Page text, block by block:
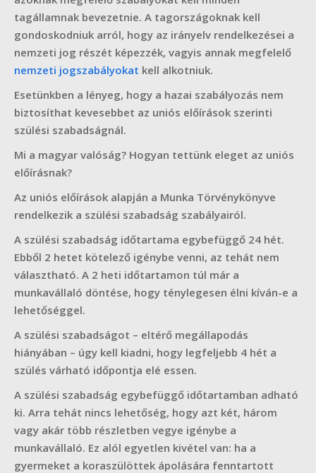
tagállamnak bevezetnie. A tagországoknak kell
gondoskodniuk arról, hogy az irányelv rendelkezései a
nemzeti jog részét képezzék, vagyis annak megfelelő
nemzeti jogszabályokat kell alkotniuk.
Esetünkben a lényeg, hogy a hazai szabályozás nem
biztosíthat kevesebbet az uniós előírások szerinti
szülési szabadságnál.
Mi a magyar valóság? Hogyan tettünk eleget az uniós
előírásnak?
Az uniós előírások alapján a Munka Törvénykönyve
rendelkezik a szülési szabadság szabályairól.
A szülési szabadság időtartama egybefüggő 24 hét.
Ebből 2 hetet kötelező igénybe venni, az tehát nem
választható. A 2 heti időtartamon túl már a
munkavállaló döntése, hogy ténylegesen élni kíván-e a
lehetőséggel.
A szülési szabadságot – eltérő megállapodás
hiányában – úgy kell kiadni, hogy legfeljebb 4 hét a
szülés várható időpontja elé essen.
A szülési szabadság egybefüggő időtartamban adható
ki. Arra tehát nincs lehetőség, hogy azt két, három
vagy akár több részletben vegye igénybe a
munkavállaló. Ez alól egyetlen kivétel van: ha a
gyermeket a koraszülöttek ápolására fenntartott